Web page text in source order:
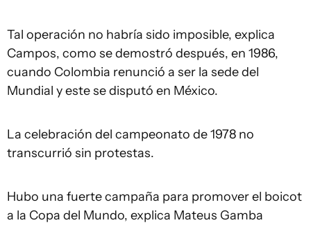
Tal operación no habría sido imposible, explica
Campos, como se demostró después, en 1986,
cuando Colombia renunció a ser la sede del
Mundial y este se disputó en México.
La celebración del campeonato de 1978 no
transcurrió sin protestas.
Hubo una fuerte campaña para promover el boicot
a la Copa del Mundo, explica Mateus Gamba